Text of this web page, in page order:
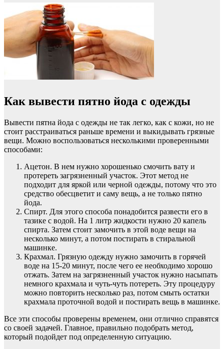
Как вывести пятно йода с одежды
Вывести пятна йода с одежды не так легко, как с кожи, но не
стоит расстраиваться раньше времени и выкидывать грязные
вещи. Можно воспользоваться несколькими проверенными
способами:
Ацетон. В нем нужно хорошенько смочить вату и
протереть загрязненный участок. Этот метод не
подходит для яркой или черной одежды, потому что это
средство обесцветит и саму вещь, а не только пятно
йода.
Спирт. Для этого способа понадобится развести его в
тазике с водой. На 1 литр жидкости нужно 20 капель
спирта. Затем стоит замочить в этой воде вещи на
несколько минут, а потом постирать в стиральной
машинке.
Крахмал. Грязную одежду нужно замочить в горячей
воде на 15-20 минут, после чего ее необходимо хорошо
отжать. Затем на загрязненный участок нужно насыпать
немного крахмала и чуть-чуть потереть. Эту процедуру
можно повторить несколько раз, потом смыть остатки
крахмала проточной водой и постирать вещь в машинке.
Все эти способы проверены временем, они отлично справятся
со своей задачей. Главное, правильно подобрать метод,
который подойдет под определенную ситуацию.